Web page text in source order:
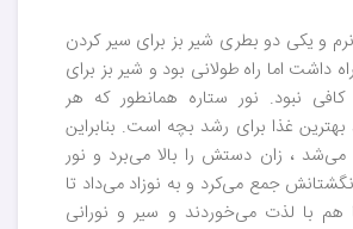
و یکی دو بطری شیر بز برای سیر کردن
داشت اما راه طولانی بود و شیر بز برای
کافی نبود. نور ستاره همانطور که هر
غذا برای رشد بچه است. بنابراین
، زان دستش را بالا می‌برد و نور
جمع می‌کرد و به نوزاد می‌داد تا
با لذت می‌خوردند و سیر و نورانی